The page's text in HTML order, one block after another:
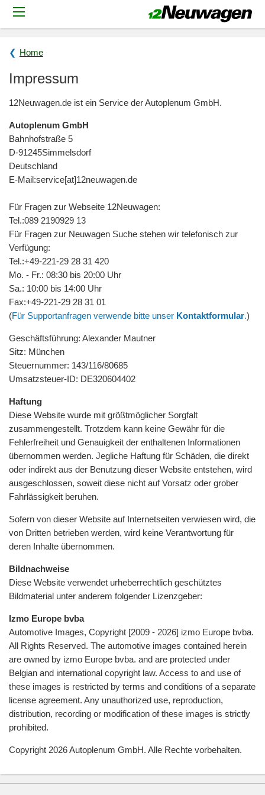
Home
Impressum
12Neuwagen.de ist ein Service der Autoplenum GmbH.
Autoplenum GmbH
Bahnhofstraße 5
D-91245Simmelsdorf
Deutschland
E-Mail:service[at]12neuwagen.de
Für Fragen zur Webseite 12Neuwagen:
Tel.:089 2190929 13
Für Fragen zur Neuwagen Suche stehen wir telefonisch zur
Verfügung:
Tel.:+49-221-29 28 31 420
Mo. - Fr.: 08:30 bis 20:00 Uhr
Sa.: 10:00 bis 14:00 Uhr
Fax:+49-221-29 28 31 01
(Für Supportanfragen verwende bitte unserKontaktformular.)
Geschäftsführung: Alexander Mautner
Sitz: München
Steuernummer: 143/116/80685
Umsatzsteuer-ID: DE320604402
Haftung
Diese Website wurde mit größtmöglicher Sorgfalt
zusammengestellt. Trotzdem kann keine Gewähr für die
Fehlerfreiheit und Genauigkeit der enthaltenen Informationen
übernommen werden. Jegliche Haftung für Schäden, die direkt
oder indirekt aus der Benutzung dieser Website entstehen, wird
ausgeschlossen, soweit diese nicht auf Vorsatz oder grober
Fahrlässigkeit beruhen.
Sofern von dieser Website auf Internetseiten verwiesen wird, die
von Dritten betrieben werden, wird keine Verantwortung für
deren Inhalte übernommen.
Bildnachweise
Diese Website verwendet urheberrechtlich geschütztes
Bildmaterial unter anderem folgender Lizenzgeber:
Izmo Europe bvba
Automotive Images, Copyright [2009 - 2026] izmo Europe bvba.
All Rights Reserved. The automotive images contained herein
are owned by izmo Europe bvba. and are protected under
Belgian and international copyright law. Access to and use of
these images is restricted by terms and conditions of a separate
license agreement. Any unauthorized use, reproduction,
distribution, recording or modification of these images is strictly
prohibited.
Copyright 2026 Autoplenum GmbH. Alle Rechte vorbehalten.